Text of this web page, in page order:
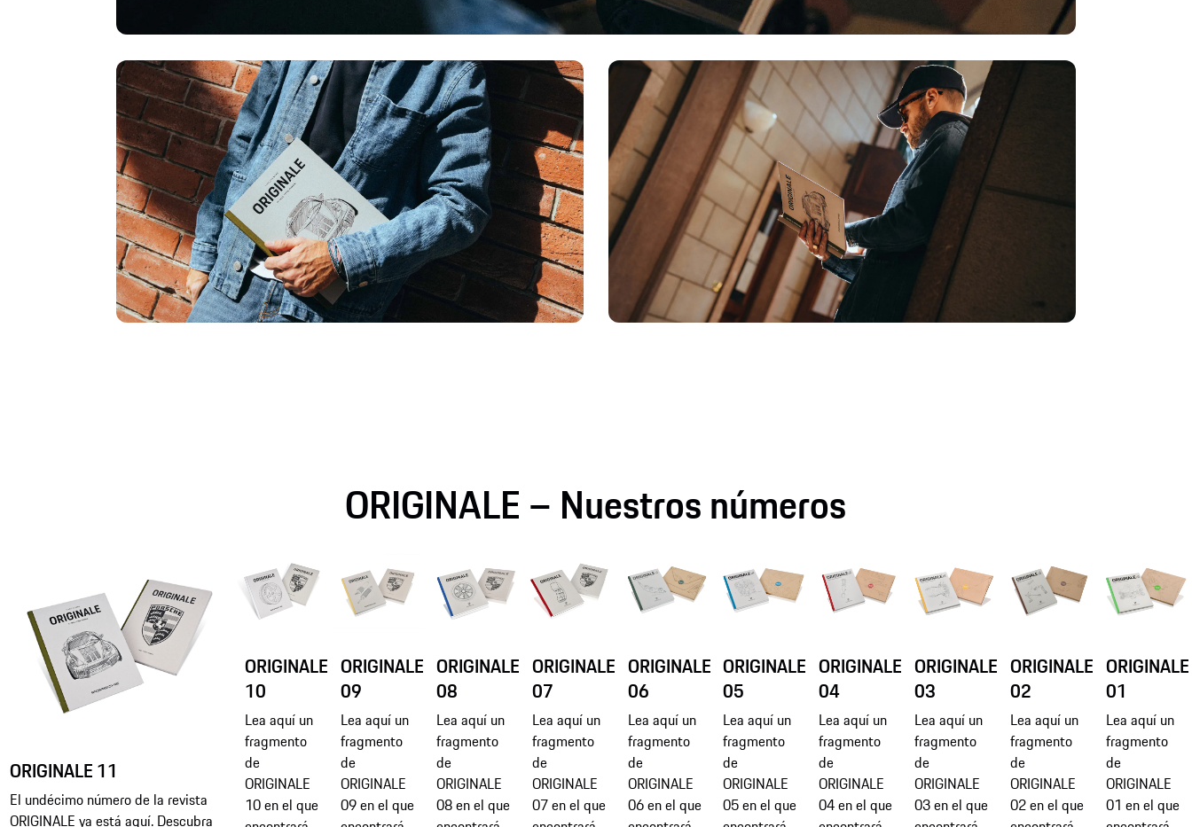
ORIGINALE – Nuestros números
ORIGINALE 11
El undécimo número de la revista
ORIGINALE ya está aquí. Descubra
ORIGINALE
10
Lea aquí un
fragmento
de
ORIGINALE
10 en el que
ORIGINALE
09
Lea aquí un
fragmento
de
ORIGINALE
09 en el que
ORIGINALE
08
Lea aquí un
fragmento
de
ORIGINALE
08 en el que
ORIGINALE
07
Lea aquí un
fragmento
de
ORIGINALE
07 en el que
ORIGINALE
06
Lea aquí un
fragmento
de
ORIGINALE
06 en el que
ORIGINALE
05
Lea aquí un
fragmento
de
ORIGINALE
05 en el que
ORIGINALE
04
Lea aquí un
fragmento
de
ORIGINALE
04 en el que
ORIGINALE
03
Lea aquí un
fragmento
de
ORIGINALE
03 en el que
ORIGINALE
02
Lea aquí un
fragmento
de
ORIGINALE
02 en el que
ORIGINALE
01
Lea aquí un
fragmento
de
ORIGINALE
01 en el que